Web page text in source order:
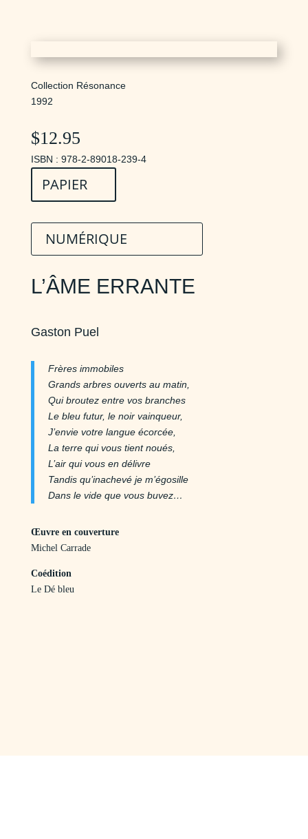
Collection Résonance
1992
$12.95
ISBN : 978-2-89018-239-4
PAPIER
NUMÉRIQUE
L’ÂME ERRANTE
Gaston Puel
Frères immobiles
Grands arbres ouverts au matin,
Qui broutez entre vos branches
Le bleu futur, le noir vainqueur,
J’envie votre langue écorcée,
La terre qui vous tient noués,
L’air qui vous en délivre
Tandis qu’inachevé je m’égosille
Dans le vide que vous buvez…
Œuvre en couverture
Michel Carrade
Coédition
Le Dé bleu